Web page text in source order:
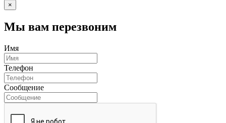
×
Мы вам перезвоним
Имя
Телефон
Сообщение